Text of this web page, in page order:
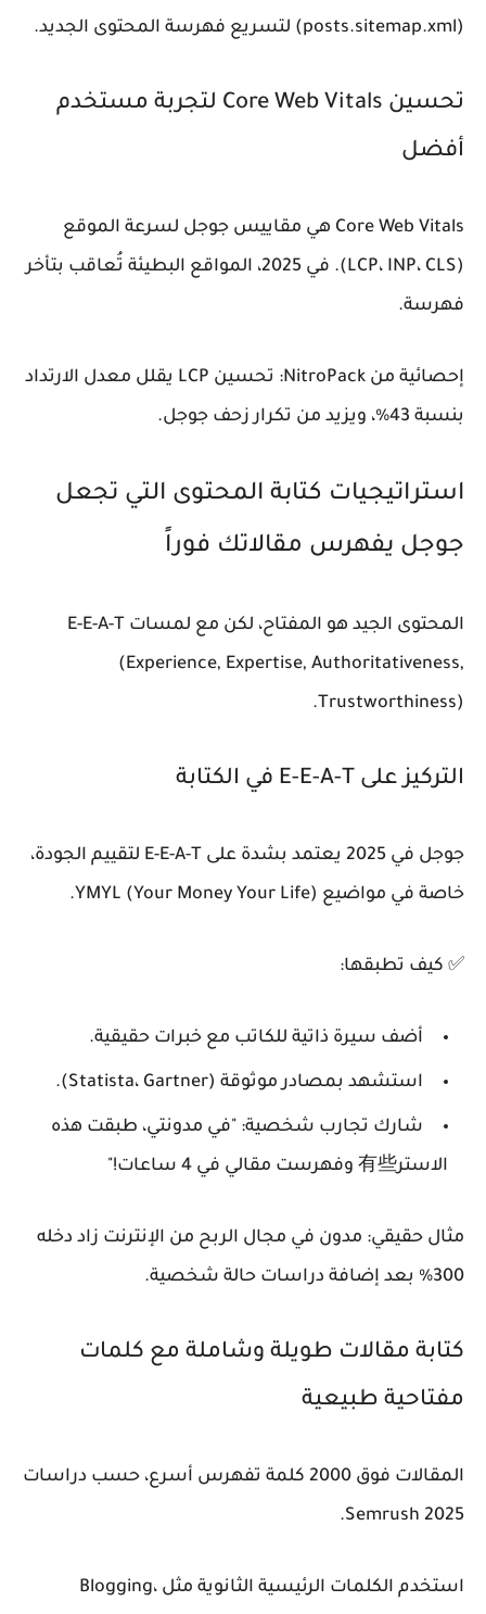
(posts.sitemap.xml) لتسريع فهرسة المحتوى الجديد.
تحسين Core Web Vitals لتجربة مستخدم
أفضل
Core Web Vitals هي مقاييس جوجل لسرعة الموقع
(LCP، INP، CLS). في 2025، المواقع البطيئة تُعاقب بتأخر
فهرسة.
إحصائية من NitroPack: تحسين LCP يقلل معدل الارتداد
بنسبة 43%، ويزيد من تكرار زحف جوجل.
استراتيجيات كتابة المحتوى التي تجعل
جوجل يفهرس مقالاتك فوراً
المحتوى الجيد هو المفتاح، لكن مع لمسات E-E-A-T
(Experience, Expertise, Authoritativeness,
Trustworthiness).
التركيز على E-E-A-T في الكتابة
جوجل في 2025 يعتمد بشدة على E-E-A-T لتقييم الجودة،
خاصة في مواضيع YMYL (Your Money Your Life).
✅ كيف تطبقها:
أضف سيرة ذاتية للكاتب مع خبرات حقيقية.
استشهد بمصادر موثوقة (Statista، Gartner).
شارك تجارب شخصية: "في مدونتي، طبقت هذه
الاستر有些 وفهرست مقالي في 4 ساعات!"
مثال حقيقي: مدون في مجال الربح من الإنترنت زاد دخله
300% بعد إضافة دراسات حالة شخصية.
كتابة مقالات طويلة وشاملة مع كلمات
مفتاحية طبيعية
المقالات فوق 2000 كلمة تفهرس أسرع، حسب دراسات
Semrush 2025.
استخدم الكلمات الرئيسية الثانوية مثل Blogging،